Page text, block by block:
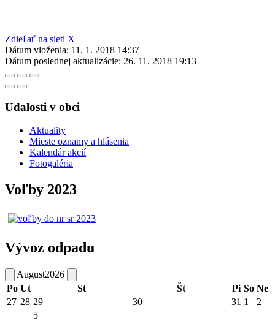
Zdieľať na sieti X
Dátum vloženia: 11. 1. 2018 14:37
Dátum poslednej aktualizácie: 26. 11. 2018 19:13
Udalosti v obci
Aktuality
Mieste oznamy a hlásenia
Kalendár akcií
Fotogaléria
Voľby 2023
Vývoz odpadu
August2026
Po Ut St Št Pi So Ne
27 28 29 30 31 1 2
5